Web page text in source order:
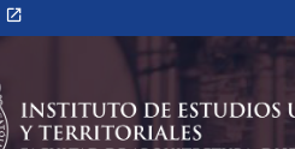
launch